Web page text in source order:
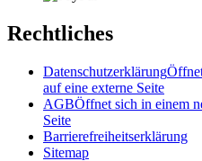
Rechtliches
Datenschutzerklärung
auf eine externe Seite
AGBÖffnet sich in einem
Seite
Barrierefreiheitserklärung
Sitemap